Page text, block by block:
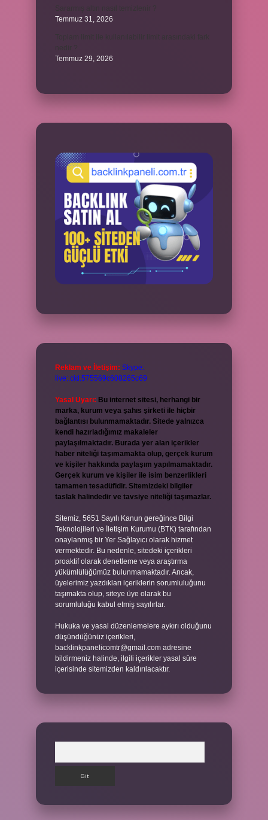
Temmuz 31, 2026
Temmuz 29, 2026
Reklam ve İletişim: Skype:
live:.cid.575569c608265c69
Yasal Uyarı: Bu internet sitesi, herhangi bir
marka, kurum veya şahıs şirketi ile hiçbir
bağlantısı bulunmamaktadır. Sitede yalnızca
kendi hazırladığımız makaleler
paylaşılmaktadır. Burada yer alan içerikler
haber niteliği taşımamakta olup, gerçek kurum
ve kişiler hakkında paylaşım yapılmamaktadır.
Gerçek kurum ve kişiler ile isim benzerlikleri
tamamen tesadüfidir. Sitemizdeki bilgiler
taslak halindedir ve tavsiye niteliği taşımazlar.
Sitemiz, 5651 Sayılı Kanun gereğince Bilgi
Teknolojileri ve İletişim Kurumu (BTK) tarafından
onaylanmış bir Yer Sağlayıcı olarak hizmet
vermektedir. Bu nedenle, sitedeki içerikleri
proaktif olarak denetleme veya araştırma
yükümlülüğümüz bulunmamaktadır. Ancak,
üyelerimiz yazdıkları içeriklerin sorumluluğunu
taşımakta olup, siteye üye olarak bu
sorumluluğu kabul etmiş sayılırlar.
Hukuka ve yasal düzenlemelere aykırı olduğunu
düşündüğünüz içerikleri,
backlinkpanelicomtr@gmail.com adresine
bildirmeniz halinde, ilgili içerikler yasal süre
içerisinde sitemizden kaldırılacaktır.